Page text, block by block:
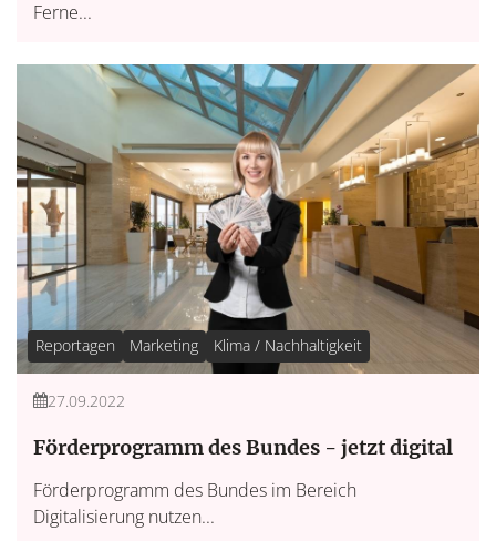
Ferne...
Reportagen Marketing Klima / Nachhaltigkeit
27.09.2022
Förderprogramm des Bundes - jetzt digital
Förderprogramm des Bundes im Bereich
Digitalisierung nutzen...